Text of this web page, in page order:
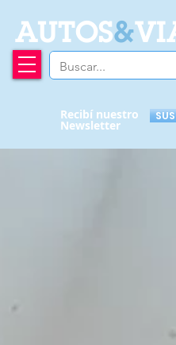
AUTOS&
Recibí nuestro
Newsletter